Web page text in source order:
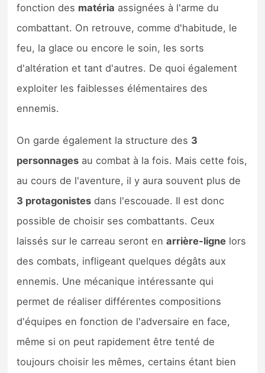
fonction des matéria assignées à l'arme du
combattant. On retrouve, comme d'habitude, le
feu, la glace ou encore le soin, les sorts
d'altération et tant d'autres. De quoi également
exploiter les faiblesses élémentaires des
ennemis.
On garde également la structure des 3
personnages au combat à la fois. Mais cette fois,
au cours de l'aventure, il y aura souvent plus de
3 protagonistes dans l'escouade. Il est donc
possible de choisir ses combattants. Ceux
laissés sur le carreau seront enarrière-ligne lors
des combats, infligeant quelques dégâts aux
ennemis. Une mécanique intéressante qui
permet de réaliser différentes compositions
d'équipes en fonction de l'adversaire en face,
même si on peut rapidement être tenté de
toujours choisir les mêmes, certains étant bien